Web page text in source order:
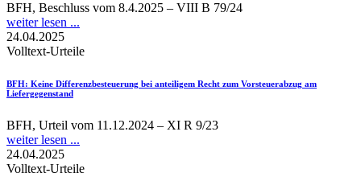
BFH, Beschluss vom 8.4.2025 – VIII B 79/24
weiter lesen ...
24.04.2025
Volltext-Urteile
BFH: Keine Differenzbesteuerung bei anteiligem Recht zum Vorsteuerabzug am
Liefergegenstand
BFH, Urteil vom 11.12.2024 – XI R 9/23
weiter lesen ...
24.04.2025
Volltext-Urteile